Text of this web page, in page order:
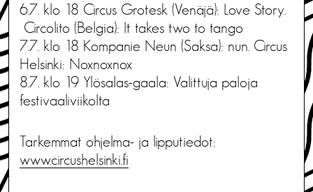
6.7. klo 18 Circus Grotesk (Venäjä): Love Story.
Circolito (Belgia): It takes two to tango
7.7. klo 18 Kompanie Neun (Saksa): nun. Circus
Helsinki: Noxnoxnox
8.7. klo 19 Ylösalas-gaala: Valittuja paloja
festivaaliviikolta
Tarkemmat ohjelma- ja lipputiedot:
www.circushelsinki.fi